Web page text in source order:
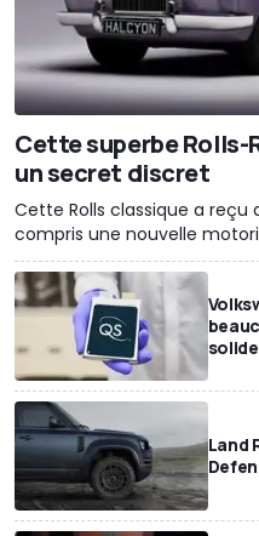
Cette superbe
un secret discret
Cette Rolls classique a
compris une nouvelle
solide
Land